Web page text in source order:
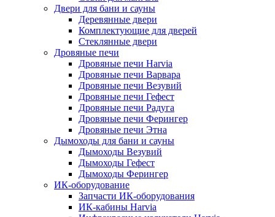
Двери для бани и сауны
Деревянные двери
Комплектующие для дверей
Стеклянные двери
Дровяные печи
Дровяные печи Harvia
Дровяные печи Варвара
Дровяные печи Везувий
Дровяные печи Гефест
Дровяные печи Радуга
Дровяные печи Ферингер
Дровяные печи Этна
Дымоходы для бани и сауны
Дымоходы Везувий
Дымоходы Гефест
Дымоходы Ферингер
ИК-оборудование
Запчасти ИК-оборудования
ИК-кабины Harvia